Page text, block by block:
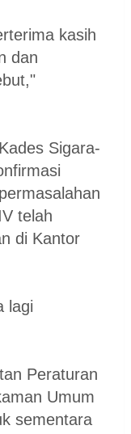
kasih
dan
Sigara-
telah
di Kantor
lagi
Peraturan
Umum
sementara